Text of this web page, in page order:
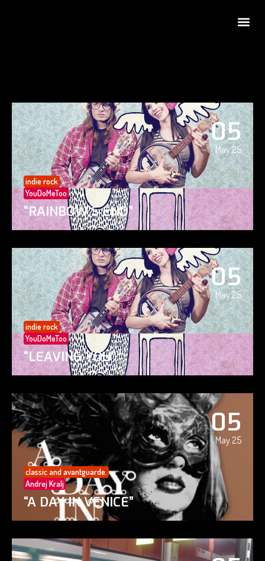
05
May 25
indie rock
YouDoMeToo
“RAINBOW’S END”
05
May 25
indie rock
YouDoMeToo
“LEAVING YOU”
05
May 25
classic and avantguarde.
Andrej Kralj
“A DAY IN VENICE”